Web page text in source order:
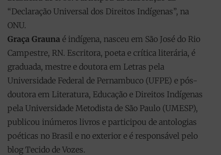
“Declaração Universal dos Direitos Indígenas”, na
ONU.
Graça Grauna é indígena, nasceu em São José do Rio
Campestre, RN. Escritora, poeta e crítica literária, é
graduada, mestre e doutora em Letras pela
Universidade Federal de Pernambuco (UFPE) e pós-
doutora em Literatura, Educação e Direitos Indígenas
pela Universidade Metodista de São Paulo (UMESP),
publicou inúmeros livros e participou de antologias
poéticas no Brasil e no exterior e é responsável pelo
blog Tecido de Vozes.